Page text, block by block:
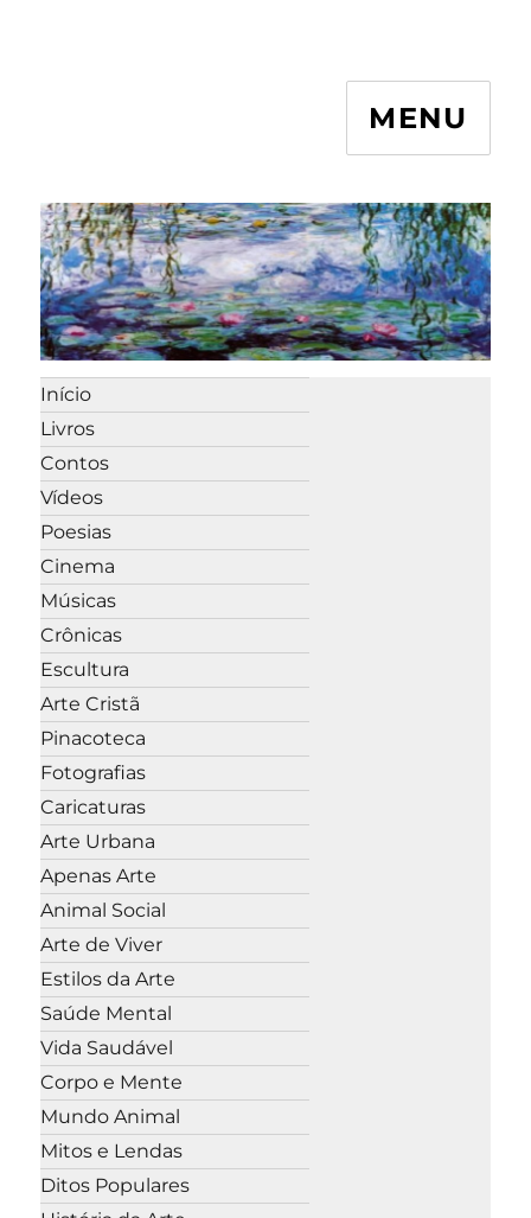
MENU
Início
Livros
Contos
Vídeos
Poesias
Cinema
Músicas
Crônicas
Escultura
Arte Cristã
Pinacoteca
Fotografias
Caricaturas
Arte Urbana
Apenas Arte
Animal Social
Arte de Viver
Estilos da Arte
Saúde Mental
Vida Saudável
Corpo e Mente
Mundo Animal
Mitos e Lendas
Ditos Populares